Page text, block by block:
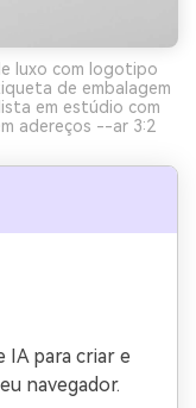
luxo com logotipo
de embalagem
em estúdio com
adereços --ar 3:2
IA para criar e
navegador.